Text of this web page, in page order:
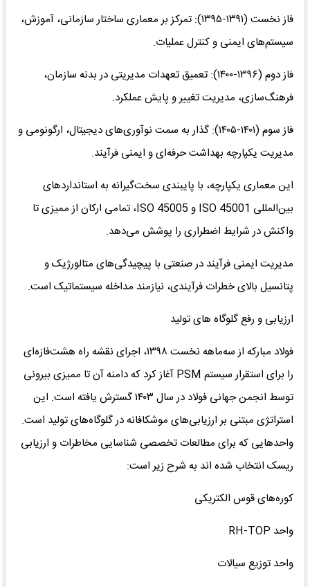
فاز نخست (۱۳۹۱-۱۳۹۵): تمرکز بر معماری ساختار سازمانی، آموزش،
سیستم‌های ایمنی و کنترل عملیات.
فاز دوم (۱۳۹۶-۱۴۰۰): تعمیق تعهدات مدیریتی در بدنه سازمان،
فرهنگ‌سازی، مدیریت تغییر و پایش عملکرد.
فاز سوم (۱۴۰۱-۱۴۰۵): گذار به سمت نوآوری‌های دیجیتال، ارگونومی و
مدیریت یکپارچه بهداشت حرفه‌ای و ایمنی فرآیند.
این معماری یکپارچه، با پایبندی سخت‌گیرانه به استانداردهای
بین‌المللی ISO 45001 و ISO 45005، تمامی ارکان از ممیزی تا
واکنش در شرایط اضطراری را پوشش می‌دهد.
مدیریت ایمنی فرآیند در صنعتی با پیچیدگی‌های متالورژیک و
پتانسیل بالای خطرات فرآیندی، نیازمند مداخله سیستماتیک است.
ارزیابی و رفع گلوگاه های تولید
فولاد مبارکه از سه‌ماهه نخست ۱۳۹۸، اجرای نقشه راه هشت‌فازه‌ای
را برای استقرار سیستم PSM آغاز کرد که دامنه آن تا ممیزی بیرونی
توسط انجمن جهانی فولاد در سال ۱۴۰۳ گسترش یافته است. این
استراتژی مبتنی بر ارزیابی‌های موشکافانه در گلوگاه‌های تولید است.
واحدهایی که برای مطالعات تخصصی شناسایی مخاطرات و ارزیابی
ریسک انتخاب شده اند به شرح زیر است:
کوره‌های قوس الکتریکی
واحد RH-TOP
واحد توزیع سیالات